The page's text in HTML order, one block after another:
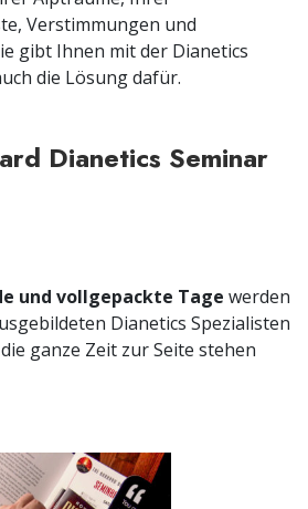
Verstimmungen und
gibt Ihnen mit der Dianetics
die Lösung dafür.
Dianetics Seminar
und vollgepackte Tage werden
Dianetics Spezialisten
ganze Zeit zur Seite stehen